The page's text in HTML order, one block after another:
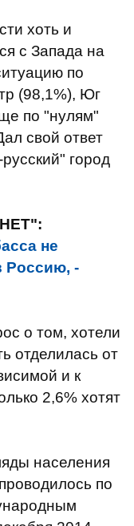
хоть и
с Запада на
по
(98,1%), Юг
по "нулям"
свой ответ
город
не
Россию, -
о том, хотели
отделилась от
и к
2,6% хотят
населения
по